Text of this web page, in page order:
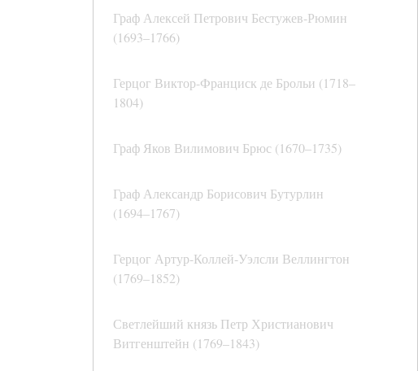
Граф Алексей Петрович Бестужев-Рюмин
(1693–1766)
Герцог Виктор-Франциск де Брольи (1718–
1804)
Граф Яков Вилимович Брюс (1670–1735)
Граф Александр Борисович Бутурлин
(1694–1767)
Герцог Артур-Коллей-Уэлсли Веллингтон
(1769–1852)
Светлейший князь Петр Христианович
Витгенштейн (1769–1843)